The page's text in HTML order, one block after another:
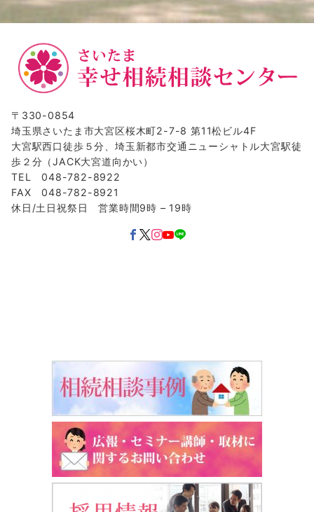
〒330-0854
埼玉県さいたま市大宮区桜木町2-7-8 第11松ビル4F
大宮駅西口徒歩５分、埼玉新都市交通ニューシャトル大宮駅徒
歩２分（JACK大宮道向かい）
TEL 048-782-8922
FAX 048-782-8921
休日/土日祝祭日 営業時間9時 – 19時